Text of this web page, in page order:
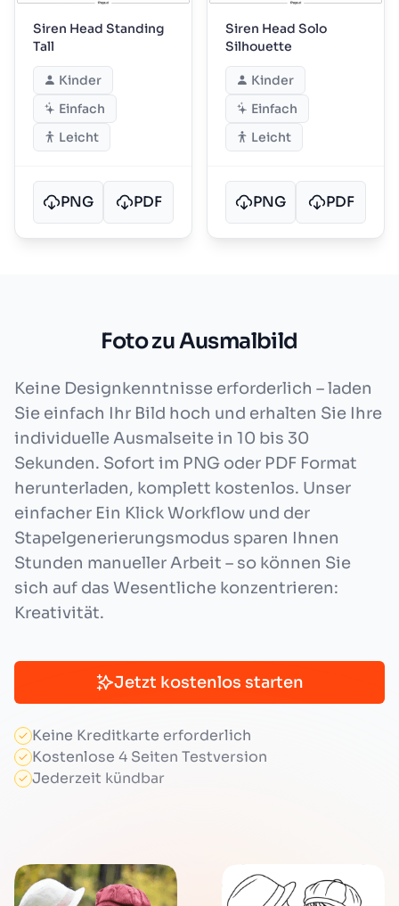
Siren Head Standing
Tall
Kinder
Einfach
Leicht
PNG PDF
Siren Head Solo
Silhouette
Kinder
Einfach
Leicht
PNG PDF
Foto zu Ausmalbild
Keine Designkenntnisse erforderlich – laden
Sie einfach Ihr Bild hoch und erhalten Sie Ihre
individuelle Ausmalseite in 10 bis 30
Sekunden. Sofort im PNG oder PDF Format
herunterladen, komplett kostenlos. Unser
einfacher Ein Klick Workflow und der
Stapelgenerierungsmodus sparen Ihnen
Stunden manueller Arbeit – so können Sie
sich auf das Wesentliche konzentrieren:
Kreativität.
Jetzt kostenlos starten
Keine Kreditkarte erforderlich
Kostenlose 4 Seiten Testversion
Jederzeit kündbar